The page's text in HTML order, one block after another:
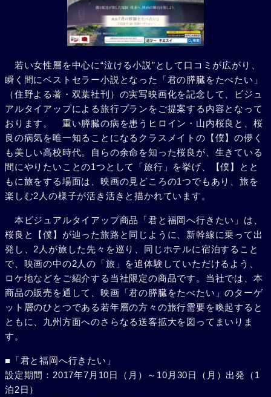
若い女性層を中心に“泣ける小説”として口コミが広がり、
瞬く間にベストセラー小説となった「君の膵臓をたべたい」
（住野よる著・双葉社刊）の実写映画化を記念して、ビジュ
アルタイアップによる旅行プランをご提案する内容となって
おります。 重い膵臓の病を患うヒロイン・山内桜良と、桜
良の病気を唯一知ることになるクラスメイトの【僕】の儚く
も美しい高校時代。自らの余命を知った桜良が、生きている
間にやりたいことの1つとして「旅行」を挙げ、【僕】とと
もに旅をする場面は、映画の見どころの1つでもあり、旅を
楽しむ2人の様子が活き活きと描かれています。
本ビジュアルタイアップ商品「君と福岡へ行きたい」は、
桜良と【僕】が辿った旅路と同じように、新幹線に乗って出
発し、2人が旅した先々を巡り、同じホテルに宿泊すること
で、映画の中の2人の「旅」を追体験していただけるよう、
ロケ地などをご紹介する当社限定の商品です。当社では、本
商品の販売を通して、映画「君の膵臓をたべたい」のターゲ
ット層のひとつである若年層の方々の旅行需要を喚起すると
ともに、九州方面へのさらなる送客拡大を図ってまいりま
す。
■「君と福岡へ行きたい」
設定期間：2017年7月10日（月）～10月30日（月）出発（1
泊2日）